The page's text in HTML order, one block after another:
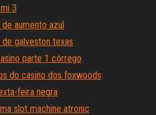
3
aumento azul
galveston texas
parte 1 córrego
do casino dos foxwoods
feira negra
slot machine atronic